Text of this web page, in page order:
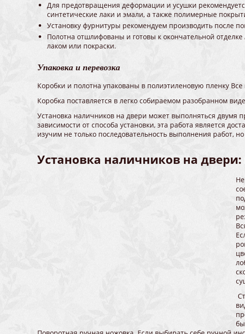
Для предотвращения деформации и усушки
синтетические лаки и эмали, а также полимерные
Установку фурнитуры рекомендуем производить после
Полотна отшлифованы и готовы к окончательной
лаком или покраски.
Упаковка и перевозка
Коробки и полотна упакованы в полиэтиленовую пленку
Коробка поставляется в легко собираемом разобранном
Установка наличников на двери может выполняться двумя
зависимости от способа установки, эта работа является
изучим не только последовательность выполнения работ,
Установка наличников на